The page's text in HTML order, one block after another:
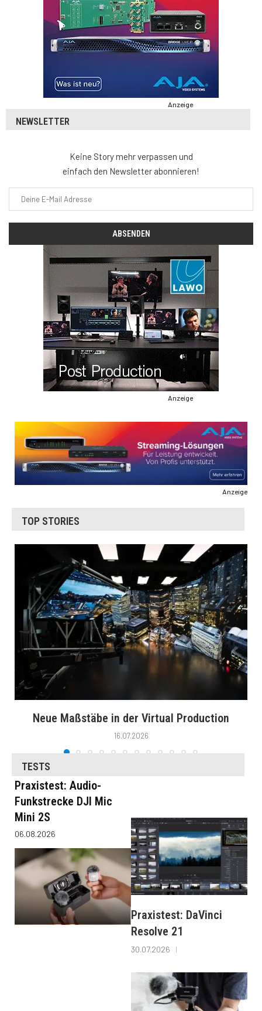
Anzeige
NEWSLETTER
Keine Story mehr verpassen und
einfach den Newsletter abonnieren!
Anzeige
Anzeige
TOP STORIES
Neue Maßstäbe in der Virtual Production
16.07.2026
TESTS
Praxistest: Audio-
Funkstrecke DJI Mic
Mini 2S
06.08.2026
Praxistest: DaVinci
Resolve 21
30.07.2026